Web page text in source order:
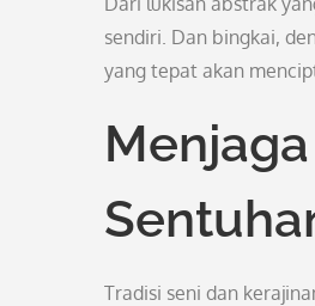
sendiri. Dan bingkai,
yang tepat akan
Tradisi seni dan